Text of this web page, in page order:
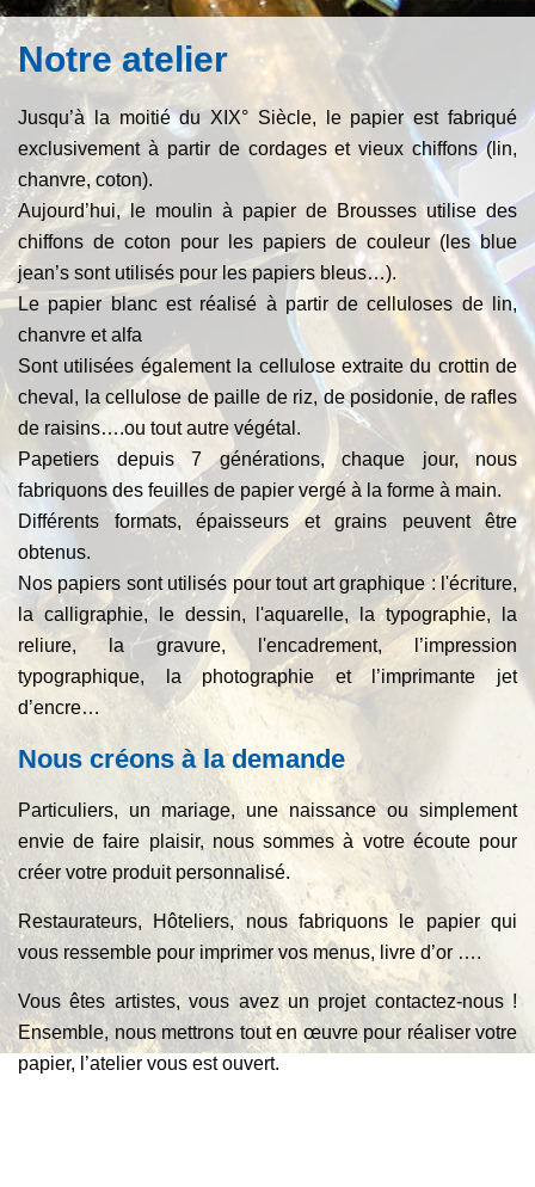
Notre atelier
Jusqu’à la moitié du XIX° Siècle, le papier est fabriqué
exclusivement à partir de cordages et vieux chiffons (lin,
chanvre, coton).
Aujourd’hui, le moulin à papier de Brousses utilise des
chiffons de coton pour les papiers de couleur (les blue
jean’s sont utilisés pour les papiers bleus…).
Le papier blanc est réalisé à partir de celluloses de lin,
chanvre et alfa
Sont utilisées également la cellulose extraite du crottin de
cheval, la cellulose de paille de riz, de posidonie, de rafles
de raisins….ou tout autre végétal.
Papetiers depuis 7 générations, chaque jour, nous
fabriquons des feuilles de papier vergé à la forme à main.
Différents formats, épaisseurs et grains peuvent être
obtenus.
Nos papiers sont utilisés pour tout art graphique : l'écriture,
la calligraphie, le dessin, l'aquarelle, la typographie, la
reliure, la gravure, l'encadrement, l’impression
typographique, la photographie et l’imprimante jet
d’encre…
Nous créons à la demande
Particuliers, un mariage, une naissance ou simplement
envie de faire plaisir, nous sommes à votre écoute pour
créer votre produit personnalisé.
Restaurateurs, Hôteliers, nous fabriquons le papier qui
vous ressemble pour imprimer vos menus, livre d’or ….
Vous êtes artistes, vous avez un projet contactez-nous !
Ensemble, nous mettrons tout en œuvre pour réaliser votre
papier, l’atelier vous est ouvert.